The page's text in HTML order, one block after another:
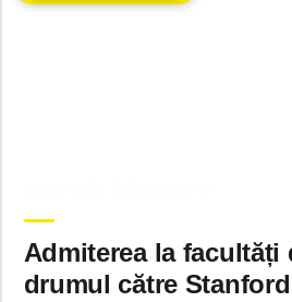
Admiterea la facultăți
drumul către Stanford